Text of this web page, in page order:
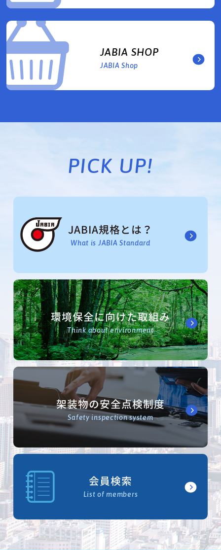
JABIA SHOP
JABIA Shop
PICK UP!
JABIA規格とは？
What is JABIA Standard
環境保全に向けた取組み
Think about environment
架装物の安全点検制度
Safety inspection system
会員検索
List of members